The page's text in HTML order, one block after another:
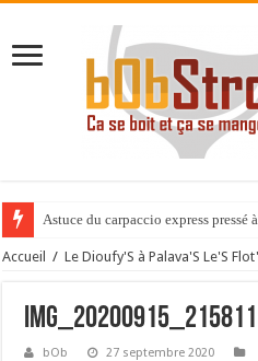
Astuce du carpaccio express pressé
Accueil / Le Dioufy'S à Palava'S Le'S
IMG_20200915_215811
bOb 27 septembre 2020